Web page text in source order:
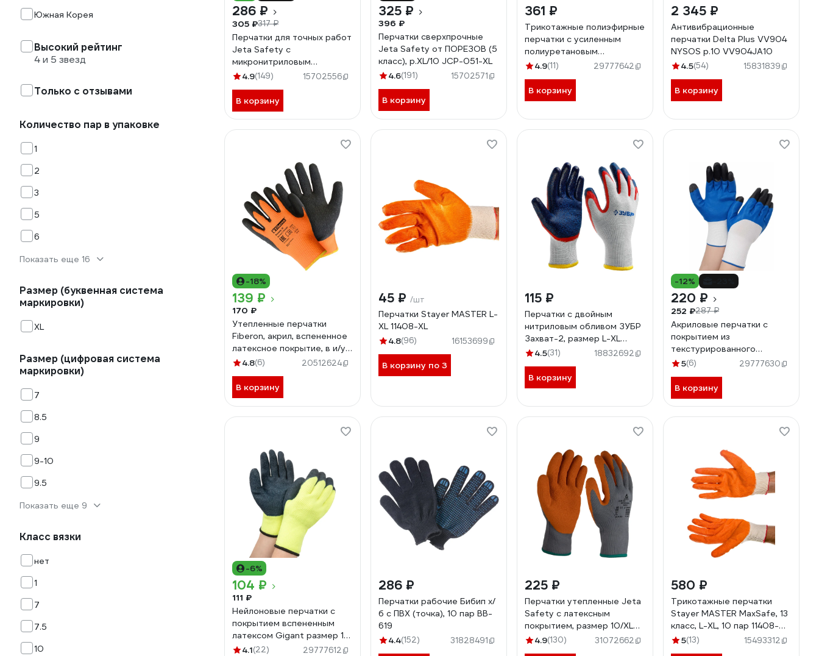
Южная Корея
Высокий рейтинг
4 и 5 звезд
Только с отзывами
Количество пар в упаковке
1
2
3
5
6
Показать еще 16
Размер (буквенная система
маркировки)
XL
Размер (цифровая система
маркировки)
7
8.5
9
9-10
9.5
Показать еще 9
Класс вязки
нет
1
7
7.5
10
286 ₽
305 ₽317 ₽
Перчатки для точных работ
Jeta Safety с
микронитриловым
покрытием, 15 класс,
4.9(149) 15702556
В корзину
325 ₽
396 ₽
Перчатки сверхпрочные
Jeta Safety от ПОРЕЗОВ (5
класс), р.XL/10 JCP-051-XL
4.6(191) 15702571
В корзину
361 ₽
Трикотажные полиэфирные
перчатки с усиленным
полиуретановым
покрытием Gigant размер
4.9(11) 29777642
В корзину
2 345 ₽
Антивибрационные
перчатки Delta Plus VV904
NYSOS р.10 VV904JA10
4.5(54) 15831839
В корзину
-18%
139 ₽
170 ₽
Утепленные перчатки
Fiberon, акрил, вспененное
латексное покрытие, в и/у,
10(XL), оранжевый+черный,
4.8(6) 20512624
В корзину
45 ₽ /шт
Перчатки Stayer МASTER L-
XL 11408-XL
4.8(96) 16153699
В корзину по 3
115 ₽
Перчатки с двойным
нитриловым обливом ЗУБР
Захват-2, размер L-XL
11454-XL
4.5(31) 18832692
В корзину
-12%
220 ₽
252 ₽287 ₽
Акриловые перчатки с
покрытием из
текстурированного
латекса Gigant Сигнал
5(6) 29777630
В корзину
-6%
104 ₽
111 ₽
Нейлоновые перчатки с
покрытием вспененным
латексом Gigant размер 10
GGN-110
4.1(22) 29777612
286 ₽
Перчатки рабочие Бибип х/
б с ПВХ (точка), 10 пар BB-
619
4.4(152) 31828491
225 ₽
Перчатки утепленные Jeta
Safety с латексным
покрытием, размер 10/XL
JLW-101-XL
4.9(130) 31072662
580 ₽
Трикотажные перчатки
Stayer МASTER MaxSafe, 13
класс, L-XL, 10 пар 11408-
H10
5(13) 15493312